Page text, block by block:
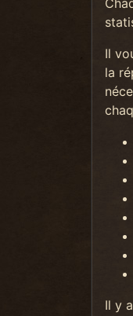
Il
la
Il y